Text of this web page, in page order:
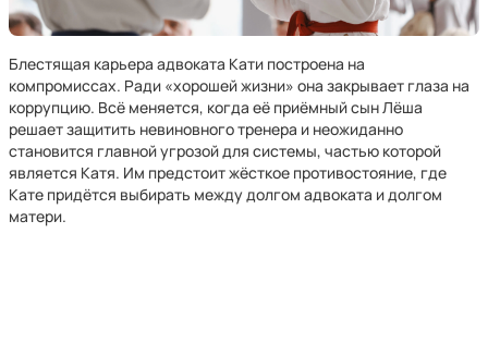
Блестящая карьера адвоката Кати построена на
компромиссах. Ради «хорошей жизни» она закрывает глаза на
коррупцию. Всё меняется, когда её приёмный сын Лёша
решает защитить невиновного тренера и неожиданно
становится главной угрозой для системы, частью которой
является Катя. Им предстоит жёсткое противостояние, где
Кате придётся выбирать между долгом адвоката и долгом
матери.